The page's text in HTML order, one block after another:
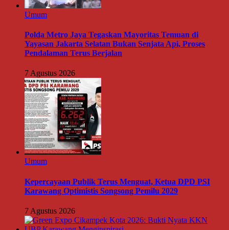
Umum
Polda Metro Jaya Tegaskan Mayoritas Temuan di
Yayasan Jakarta Selatan Bukan Senjata Api, Proses
Pendalaman Terus Berjalan
7 Agustus 2026
Umum
Kepercayaan Publik Terus Menguat, Ketua DPD PSI
Karawang Optimistis Songsong Pemilu 2029
7 Agustus 2026